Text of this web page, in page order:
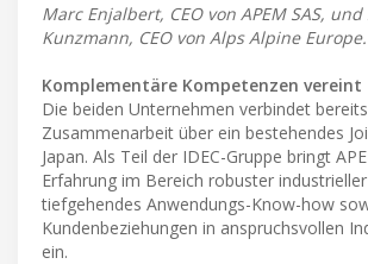
Marc Enjalbert, CEO von APEM SAS, und
Kunzmann, CEO von Alps Alpine Europe.
Komplementäre Kompetenzen vereint
Die beiden Unternehmen verbindet
Zusammenarbeit über ein bestehendes
Japan. Als Teil der IDEC-Gruppe bringt
Erfahrung im Bereich robuster
tiefgehendes Anwendungs-Know-how
Kundenbeziehungen in anspruchsvollen
ein.